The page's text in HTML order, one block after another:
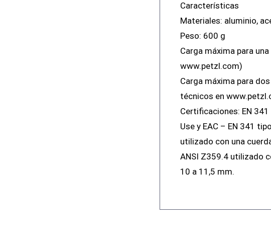
Características
Materiales: aluminio,
Peso: 600 g
Carga máxima para
www.petzl.com)
Carga máxima para
técnicos en
Certificaciones: EN 341
Use y EAC – EN 341
utilizado con una
ANSI Z359.4 utilizado
10 a 11,5 mm.